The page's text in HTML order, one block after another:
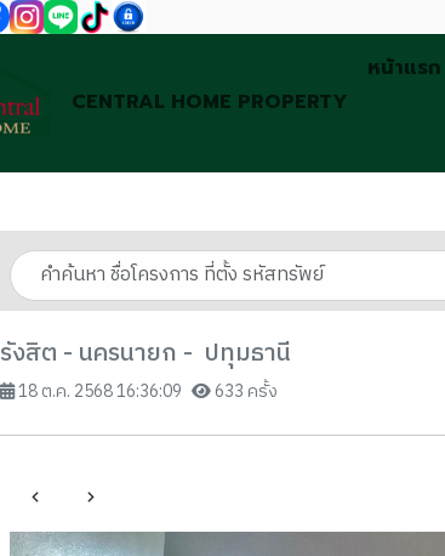
CENTRAL HOME PROPERTY
หน้าแรก
รังสิต - นครนายก - ปทุมธานี
18 ต.ค. 2568 16:36:09 633 ครั้ง